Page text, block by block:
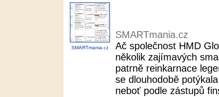
SMARTmania.cz
SMARTmania.cz
Ač společnost HMD
několik zajímavých
patrně reinkarnace
se dlouhodobě
neboť podle zástupů